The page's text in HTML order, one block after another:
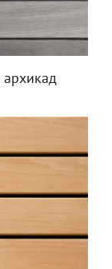
архикад